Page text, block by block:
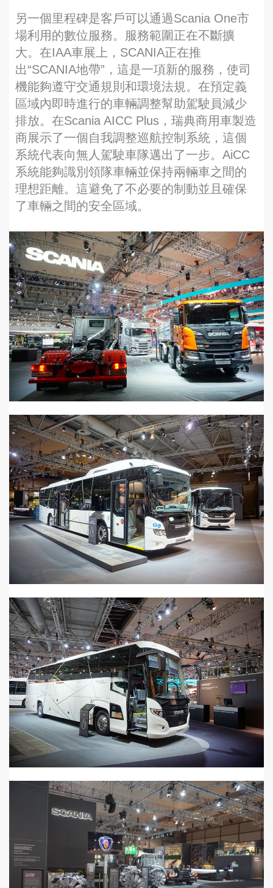
另一個里程碑是客戶可以通過Scania One市
場利用的數位服務。服務範圍正在不斷擴
大。在IAA車展上，SCANIA正在推
出“SCANIA地帶”，這是一項新的服務，使司
機能夠遵守交通規則和環境法規。在預定義
區域內即時進行的車輛調整幫助駕駛員減少
排放。在Scania AICC Plus，瑞典商用車製造
商展示了一個自我調整巡航控制系統，這個
系統代表向無人駕駛車隊邁出了一步。AiCC
系統能夠識別領隊車輛並保持兩輛車之間的
理想距離。這避免了不必要的制動並且確保
了車輛之間的安全區域。